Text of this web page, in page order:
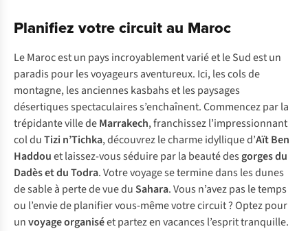
Planifiez votre circuit au Maroc
Le Maroc est un pays incroyablement varié et le Sud est un
paradis pour les voyageurs aventureux. Ici, les cols de
montagne, les anciennes kasbahs et les paysages
désertiques spectaculaires s’enchaînent. Commencez par la
trépidante ville deMarrakech, franchissez l’impressionnant
col duTizi n’Tichka, découvrez le charme idyllique d’Aït Ben
Haddouet laissez-vous séduire par la beauté des gorges du
Dadès et du Todra. Votre voyage se termine dans les dunes
de sable à perte de vue duSahara. Vous n’avez pas le temps
ou l’envie de planifier vous-même votre circuit ? Optez pour
unvoyage organiséet partez en vacances l’esprit tranquille.